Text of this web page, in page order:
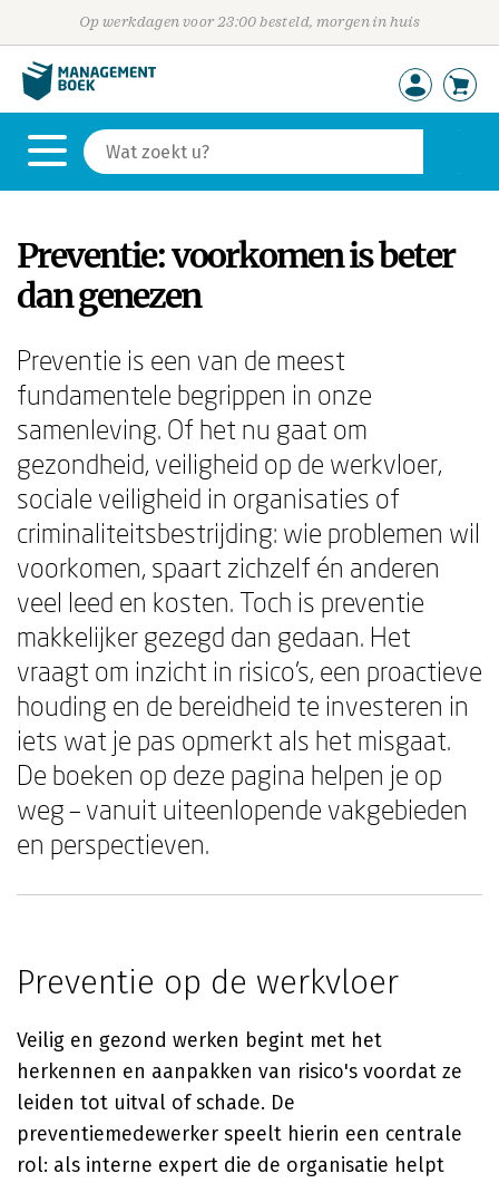
Op werkdagen voor 23:00 besteld, morgen in huis
Preventie: voorkomen is beter
dan genezen
Preventie is een van de meest
fundamentele begrippen in onze
samenleving. Of het nu gaat om
gezondheid, veiligheid op de werkvloer,
sociale veiligheid in organisaties of
criminaliteitsbestrijding: wie problemen wil
voorkomen, spaart zichzelf én anderen
veel leed en kosten. Toch is preventie
makkelijker gezegd dan gedaan. Het
vraagt om inzicht in risico's, een proactieve
houding en de bereidheid te investeren in
iets wat je pas opmerkt als het misgaat.
De boeken op deze pagina helpen je op
weg – vanuit uiteenlopende vakgebieden
en perspectieven.
Preventie op de werkvloer
Veilig en gezond werken begint met het
herkennen en aanpakken van risico's voordat ze
leiden tot uitval of schade. De
preventiemedewerker speelt hierin een centrale
rol: als interne expert die de organisatie helpt